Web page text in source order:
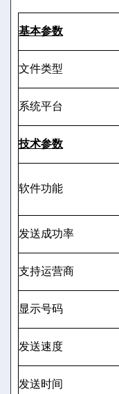
基本参数
文件类型
系统平台
技术参数
软件功能
发送成功率
支持运营商
显示号码
发送速度
发送时间